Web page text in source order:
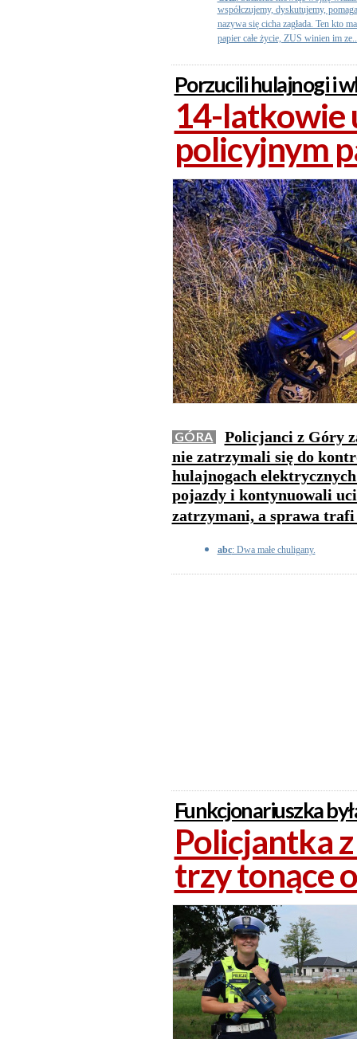
współczujemy, dyskutujemy,
nazywa się cicha zagłada. Ten kto
papier całe życie, ZUS winien im
Porzucili hulajnogi i
14-latkowie
policyjnym
GÓRA
Policjanci z Góry
nie zatrzymali się do
hulajnogach
pojazdy i kontynuowali
zatrzymani, a sprawa trafi
abc: Dwa małe chuligany.
Funkcjonariuszka
Policjantka
trzy tonące